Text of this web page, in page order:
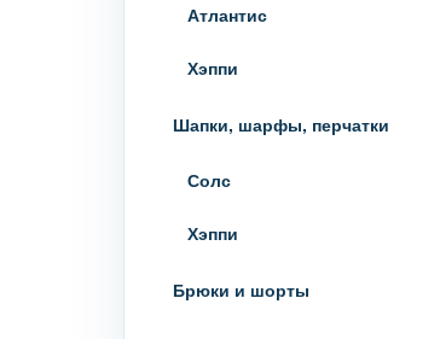
Атлантис
Хэппи
Шапки, шарфы, перчатки
Солс
Хэппи
Брюки и шорты